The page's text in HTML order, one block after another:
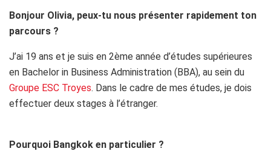
Bonjour Olivia, peux-tu nous présenter rapidement ton
parcours ?
J’ai 19 ans et je suis en 2ème année d’études supérieures
en Bachelor in Business Administration (BBA), au sein du
Groupe ESC Troyes. Dans le cadre de mes études, je dois
effectuer deux stages à l’étranger.
Pourquoi Bangkok en particulier ?